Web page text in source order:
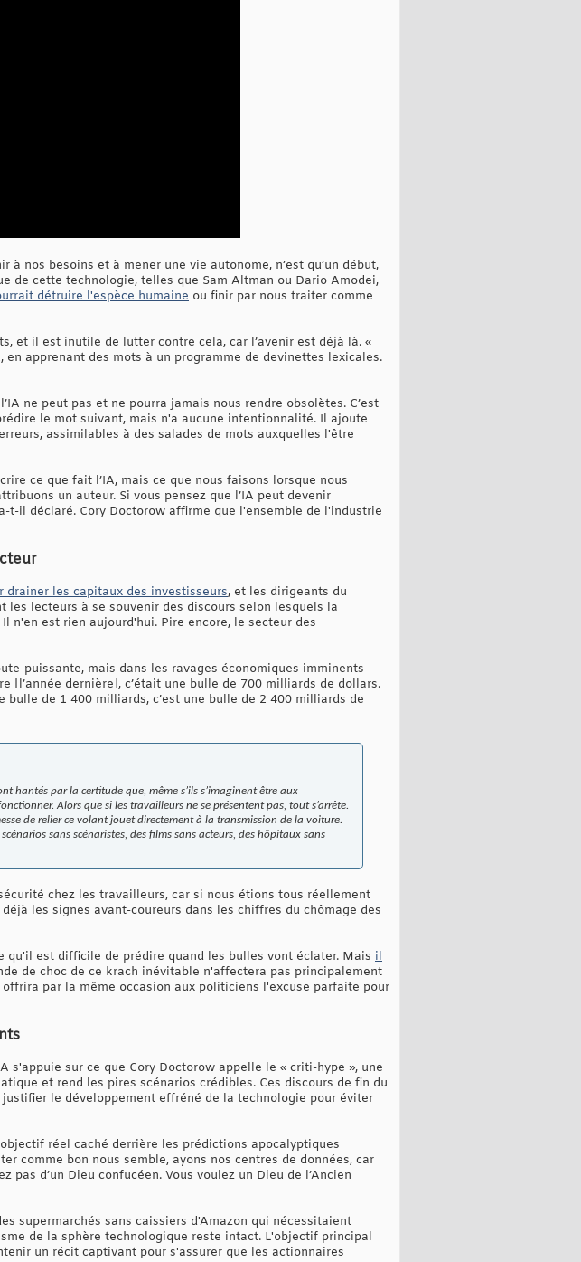
nos besoins et à mener une vie autonome, n’est qu’un début,
de cette technologie, telles que Sam Altman ou Dario Amodei,
détruire l'espèce humaine ou finir par nous traiter comme
et il est inutile de lutter contre cela, car l’avenir est déjà là. «
apprenant des mots à un programme de devinettes lexicales.
ne peut pas et ne pourra jamais nous rendre obsolètes. C’est
le mot suivant, mais n'a aucune intentionnalité. Il ajoute
assimilables à des salades de mots auxquelles l'être
ce que fait l’IA, mais ce que nous faisons lorsque nous
un auteur. Si vous pensez que l’IA peut devenir
t-il déclaré. Cory Doctorow affirme que l'ensemble de l'industrie
les capitaux des investisseurs, et les dirigeants du
lecteurs à se souvenir des discours selon lesquels la
n'en est rien aujourd'hui. Pire encore, le secteur des
puissante, mais dans les ravages économiques imminents
[l’année dernière], c’était une bulle de 700 milliards de dollars.
bulle de 1 400 milliards, c’est une bulle de 2 400 milliards de
hantés par la certitude que, même s’ils s’imaginent être aux
Alors que si les travailleurs ne se présentent pas, tout s’arrête.
de relier ce volant jouet directement à la transmission de la voiture.
sans scénaristes, des films sans acteurs, des hôpitaux sans
chez les travailleurs, car si nous étions tous réellement
les signes avant-coureurs dans les chiffres du chômage des
qu'il est difficile de prédire quand les bulles vont éclater. Mais il
de choc de ce krach inévitable n'affectera pas principalement
par la même occasion aux politiciens l'excuse parfaite pour
sur ce que Cory Doctorow appelle le « criti-hype », une
et rend les pires scénarios crédibles. Ces discours de fin du
le développement effréné de la technologie pour éviter
réel caché derrière les prédictions apocalyptiques
comme bon nous semble, ayons nos centres de données, car
d’un Dieu confucéen. Vous voulez un Dieu de l’Ancien
supermarchés sans caissiers d'Amazon qui nécessitaient
de la sphère technologique reste intact. L'objectif principal
un récit captivant pour s'assurer que les actionnaires